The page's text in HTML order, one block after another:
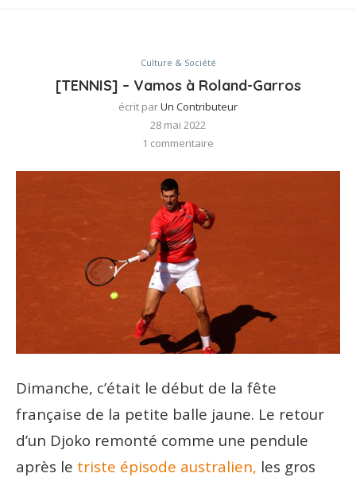
Culture & Société
[TENNIS] – Vamos à Roland-Garros
écrit parUn Contributeur
28 mai 2022
1 commentaire
Dimanche, c’était le début de la fête
française de la petite balle jaune. Le retour
d’un Djoko remonté comme une pendule
après le triste épisode australien, les gros